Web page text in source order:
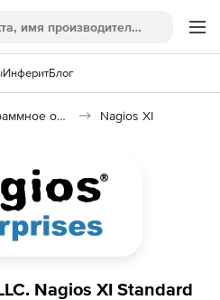
ИнферитБлог
Программное обеспечение для управления бизнесом Nagios XI
Nagios XI Standard